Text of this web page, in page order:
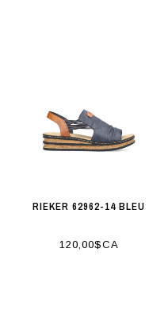
RIEKER 62962-14 BLEU
120,00$CA